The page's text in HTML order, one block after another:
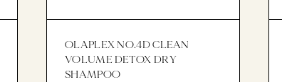
OLAPLEX NO.4D CLEAN
VOLUME DETOX DRY
SHAMPOO